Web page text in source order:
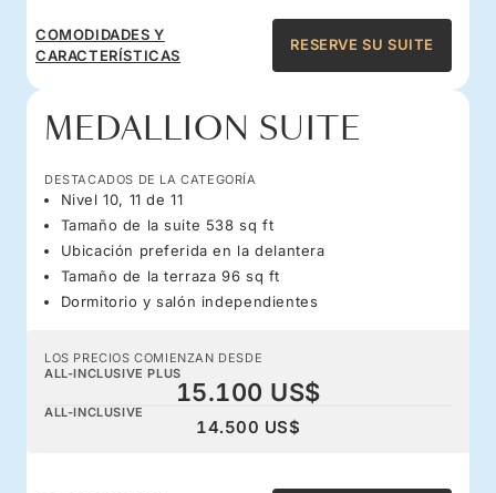
COMODIDADES Y
CARACTERÍSTICAS
RESERVE SU SUITE
MEDALLION SUITE
DESTACADOS DE LA CATEGORÍA
Nivel 10, 11 de 11
Tamaño de la suite 538 sq ft
Ubicación preferida en la delantera
Tamaño de la terraza 96 sq ft
Dormitorio y salón independientes
LOS PRECIOS COMIENZAN DESDE
ALL-INCLUSIVE PLUS
15.100 US$
ALL-INCLUSIVE
14.500 US$